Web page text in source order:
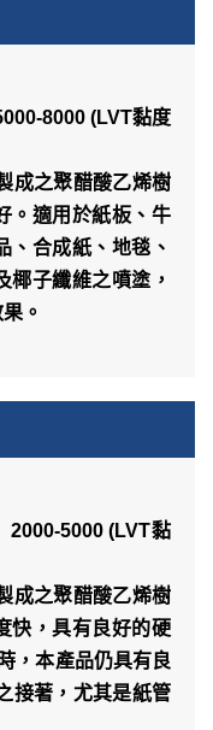
(LVT黏度
成之聚醋酸乙烯樹
。適用於紙板、牛
、合成紙、地毯、
椰子纖維之噴塗，
。
(LVT黏
成之聚醋酸乙烯樹
快，具有良好的硬
，本產品仍具有良
接著，尤其是紙管